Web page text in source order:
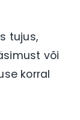
tujus,
või
korral